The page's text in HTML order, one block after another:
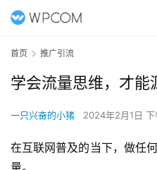
首页 推广引流
学会流量思维，才能
一只兴奋的小猪 2024年2月1日
在互联网普及的当下，做任